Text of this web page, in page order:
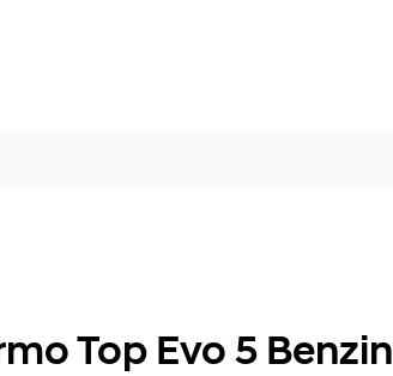
Top Evo 5 Benzin